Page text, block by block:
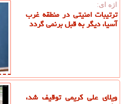
اژه ای:
ترتیبات امنیتی در منطقه غرب
آسیا، دیگر به قبل برنمی گردد
ویلای علی کریمی توقیف شد،